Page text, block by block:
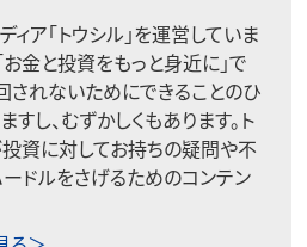
ア「トウシル」を運営していま
お金と投資をもっと身近に」で
されないためにできることのひ
すし、むずかしくもあります。ト
資に対してお持ちの疑問や不
ドルをさげるためのコンテン